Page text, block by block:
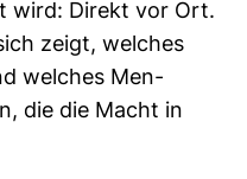
wird: Direkt vor Ort.
zeigt, wel­ches
wel­ches Men­
die die Macht in